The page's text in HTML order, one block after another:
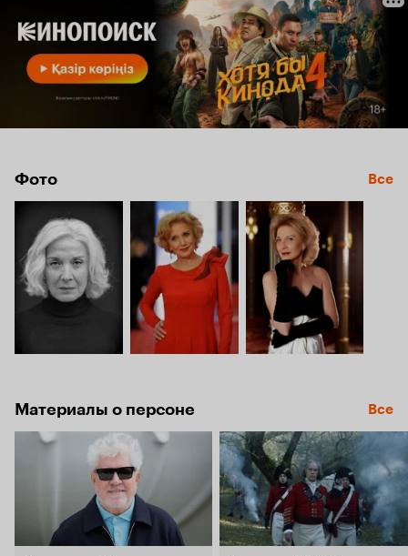
Фото Все
Материалы о персоне Все